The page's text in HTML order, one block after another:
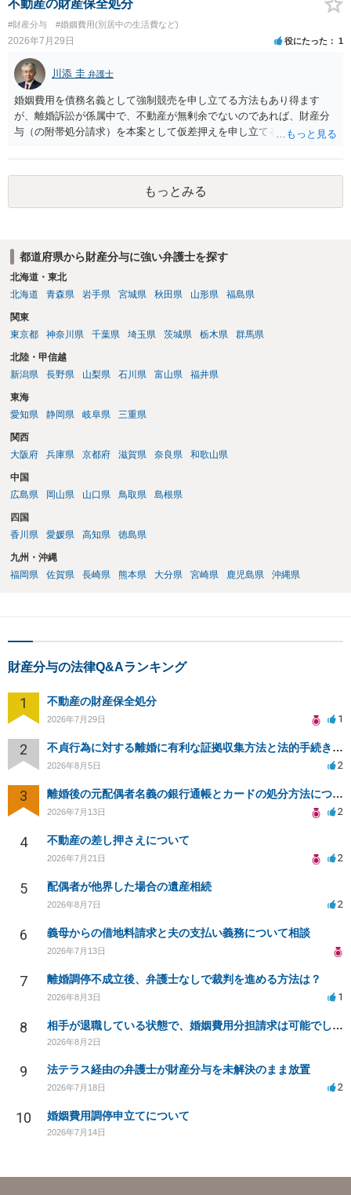
不動産の財産保全処分
#財産分与 #婚姻費用(別居中の生活費など)
2026年7月29日 役にたった 1
川添 圭 弁護士
婚姻費用を債務名義として強制競売を申し立てる方法もあり得ます
が、離婚訴訟が係属中で、不動産が無剰余でないのであれば、財産分
与（の附帯処分請求）を本案として仮差押えを申し立てる（法的には
えられます。弁護士へ依頼しているのであれば、担当弁護士とよく相
談してください。
もっとみる
都道府県から財産分与に強い弁護士を探す
北海道・東北
北海道
青森県 岩手県 宮城県 秋田県 山形県 福島県
関東
東京都
神奈川県 千葉県 埼玉県 茨城県 栃木県 群馬県
北陸・甲信越
新潟県
長野県 山梨県 石川県 富山県 福井県
東海
愛知県
静岡県 岐阜県 三重県
関西
大阪府
兵庫県 京都府 滋賀県 奈良県 和歌山県
中国
広島県
岡山県 山口県 鳥取県 島根県
四国
香川県
愛媛県 高知県 徳島県
九州・沖縄
福岡県
佐賀県 長崎県 熊本県 大分県 宮崎県 鹿児島県 沖縄県
財産分与の法律Q&Aランキング
1 不動産の財産保全処分
2026年7月29日 1
2 不貞行為に対する離婚に有利な証拠収集方法と法的手続きについて
2026年8月5日 2
3 離婚後の元配偶者名義の銀行通帳とカードの処分方法について
2026年7月13日 2
4 不動産の差し押さえについて
2026年7月21日 2
5 配偶者が他界した場合の遺産相続
2026年8月7日 2
6 義母からの借地料請求と夫の支払い義務について相談
2026年7月13日
7 離婚調停不成立後、弁護士なしで裁判を進める方法は？
2026年8月3日 1
8 相手が退職している状態で、婚姻費用分担請求は可能でしょうか？
2026年8月2日
9 法テラス経由の弁護士が財産分与を未解決のまま放置
2026年7月18日 2
10 婚姻費用調停申立てについて
2026年7月14日